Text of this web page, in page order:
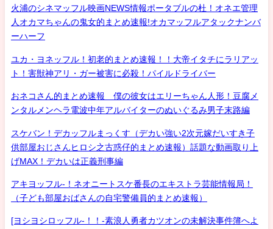
火浦のシネマッフル映画NEWS情報ポータブルの杜！オネエ管理
人オカマちゃんの鬼女的まとめ速報!オカマッフルアタックナンバ
ーハーフ
ユカ・ヨネッフル！初老的まとめ速報！！大帝イタチにラリアッ
ト！害獣神アリ・ガー被害に必殺！パイルドライバー
おネコさん的まとめ速報 僕の彼女はエリーちゃん人形！豆腐メ
ンタルメンヘラ電波中年アルバイターのぬいぐるみ男子末路編
スケバン！デカッフルまっくす（デカい強い2次元嫁だいすき子
供部屋おじさんヒロシ之古惑仔的まとめ速報）話題な動画取り上
げMAX！デカいは正義刑事編
アキヨッフル-！ネオニートスケ番長のエキストラ芸能情報局！
（子ども部屋おばさんの自宅警備員的まとめ速報）
[ヨシヨシロッフル-！！-素浪人勇者カツオンの未解決事件簿へよ